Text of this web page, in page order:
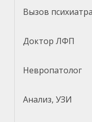
Вызов психиатра
Доктор ЛФП
Невропатолог
Анализ, УЗИ